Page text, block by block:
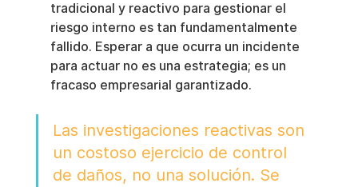
tradicional y reactivo para gestionar el
riesgo interno es tan fundamentalmente
fallido. Esperar a que ocurra un incidente
para actuar no es una estrategia; es un
fracaso empresarial garantizado.
Las investigaciones reactivas son
un costoso ejercicio de control
de daños, no una solución. Se